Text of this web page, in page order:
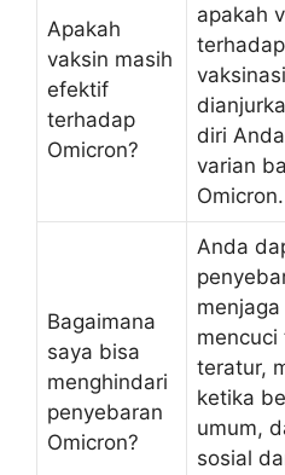
Apakah
vaksin masih
efektif
terhadap
Omicron?
apakah
diri
varian
Omicron.
Bagaimana
saya bisa
menghindari
penyebaran
Omicron?
Anda
mencuci
teratur,
ketika
umum,
sosial